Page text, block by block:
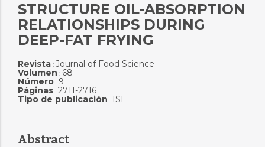
STRUCTURE OIL-ABSORPTION
RELATIONSHIPS DURING
DEEP-FAT FRYING
Revista: Journal of Food Science
Volumen : 68
Número: 9
Páginas: 2711-2716
Tipo de publicación : ISI
Abstract